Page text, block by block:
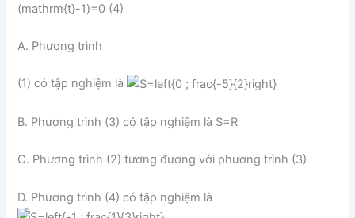
A. Phương trình
(1) có tập nghiệm là
B. Phương trình (3) có tập nghiệm là S=R
C. Phương trình (2) tương đương với phương trình (3)
D. Phương trình (4) có tập nghiệm là